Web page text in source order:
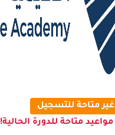
غير متاحة للتسجيل
متاحة للدورة الحالية!